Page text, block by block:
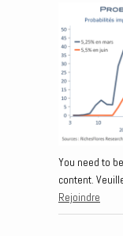
You need to
content.
Rejoindre